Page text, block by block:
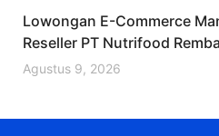
Lowongan E-Commerce
Reseller PT Nutrifood
(Lamar Sekarang)
Agustus 9, 2026